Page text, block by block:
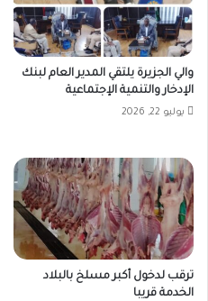
والي الجزيرة يلتقي المدير العام لبنك
الإدخار والتنمية الإجتماعية
يوليو 22, 2026
ترقب لدخول أكبر مسلخ بالبلاد
الخدمة قريبا